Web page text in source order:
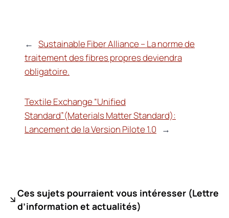
← Sustainable Fiber Alliance – La norme de
traitement des fibres propres deviendra
obligatoire.
Textile Exchange “Unified
Standard”(Materials Matter Standard):
Lancement de la Version Pilote 1.0
→
Ces sujets pourraient vous intéresser (Lettre
d’information et actualités)